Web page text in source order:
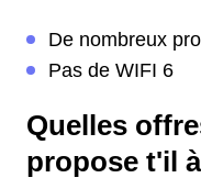
De nombreux
Pas de WIFI 6
Quelles
propose t'il